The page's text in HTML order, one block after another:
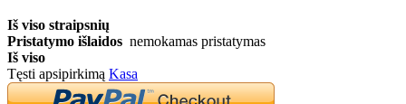
Iš viso straipsnių
Pristatymo išlaidos nemokamas pristatymas
Iš viso
Tęsti apsipirkimą Kasa